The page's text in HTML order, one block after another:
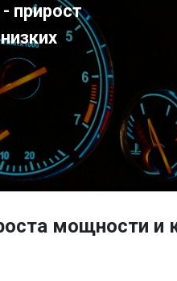
прирост
мощности и